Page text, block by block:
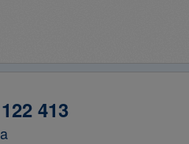
413